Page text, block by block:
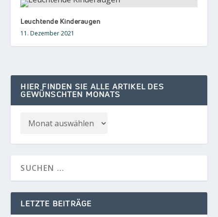
Leuchtende Kinderaugen
11. Dezember 2021
HIER FINDEN SIE ALLE ARTIKEL DES
GEWÜNSCHTEN MONATS
LETZTE BEITRÄGE